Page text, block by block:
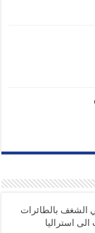
الشغف بالطائرات
استراليا